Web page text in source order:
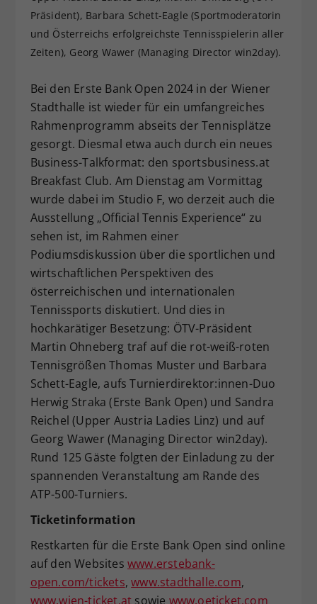
Präsident), Barbara Schett-Eagle (Sportmoderatorin
und Österreichs erfolgreichste Tennisspielerin aller
Zeiten), Georg Wawer (Managing Director win2day).
Bei den Erste Bank Open 2024 in der Wiener
Stadthalle ist wieder für ein umfangreiches
Rahmenprogramm abseits der Tennisplätze
gesorgt. Diesmal etwa auch durch ein neues
Business-Talkformat: den sportsbusiness.at
Breakfast Club. Am Dienstag am Vormittag
wurde dabei im Studio F, wo derzeit auch die
Ausstellung „Official Tennis Experience“ zu
sehen ist, im Rahmen einer
Podiumsdiskussion über die sportlichen und
wirtschaftlichen Perspektiven des
österreichischen und internationalen
Tennissports diskutiert. Und dies in
hochkarätiger Besetzung: ÖTV-Präsident
Martin Ohneberg traf auf die rot-weiß-roten
Tennisgrößen Thomas Muster und Barbara
Schett-Eagle, aufs Turnierdirektor:innen-Duo
Herwig Straka (Erste Bank Open) und Sandra
Reichel (Upper Austria Ladies Linz) und auf
Georg Wawer (Managing Director win2day).
Rund 125 Gäste folgten der Einladung zu der
spannenden Veranstaltung am Rande des
ATP-500-Turniers.
Ticketinformation
Restkarten für die Erste Bank Open sind online
auf den Websites www.erstebank-
open.com/tickets,www.stadthalle.com,
www.wien-ticket.at sowie www.oeticket.com
Dieser Wert speichert Ihre Consent-
Einstellungen. Unter anderem eine
zufällig generierte ID, für die
Webseiten-Betreiber dies eingestellt
hat.